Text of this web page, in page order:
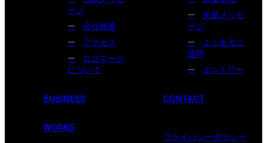
ージ
会社概要
アクセス
ロゴマーク
について
BUSINESS
WORKS
先輩メッセ
ージ
よくあるご
質問
エントリー
CONTACT
プライバシーポリシー